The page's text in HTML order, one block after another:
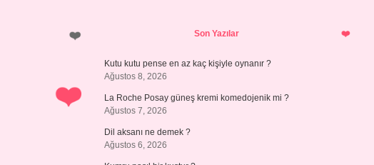
SidebarSon Yazılar
Kutu kutu pense en az kaç kişiyle oynanır ?
Ağustos 8, 2026
La Roche Posay güneş kremi komedojenik mi ?
Ağustos 7, 2026
Dil aksanı ne demek ?
Ağustos 6, 2026